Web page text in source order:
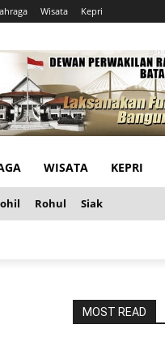
Wisata Kepri
WISATA KEPRI
Rohul Siak
MOST READ